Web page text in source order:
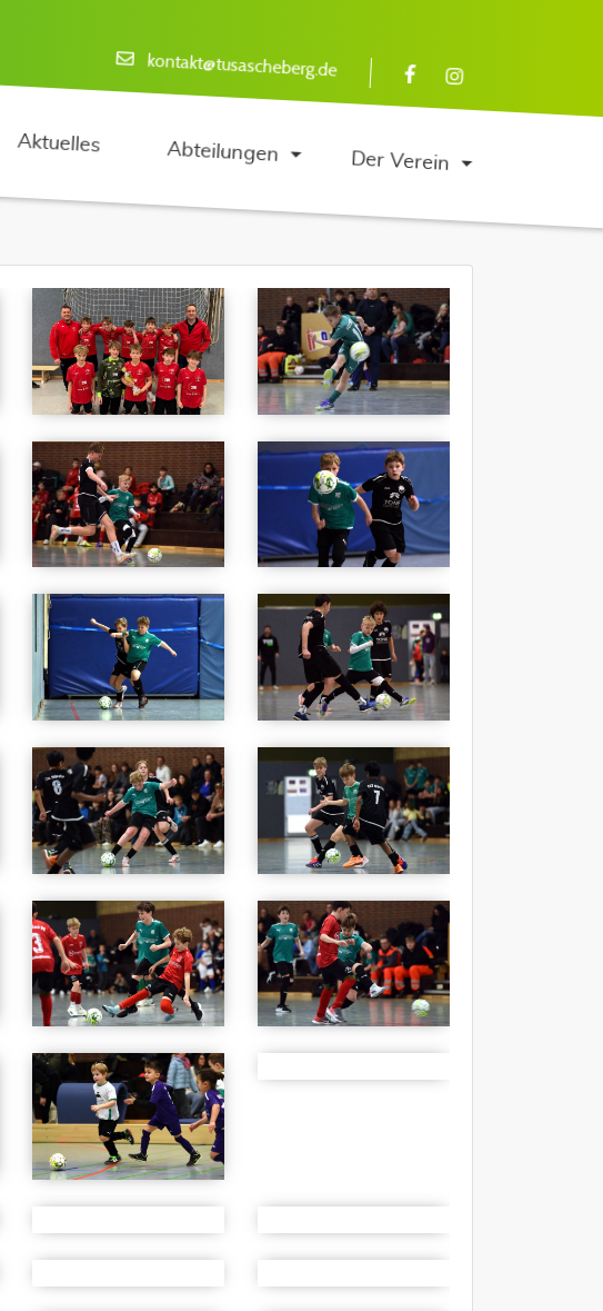
kontakt@tusascheberg.de
Aktuelles Abteilungen Der Verein